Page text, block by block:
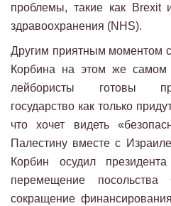
проблемы, такие как Brexit
здравоохранения (NHS).
Другим приятным моментом
Корбина на этом же самом
лейбористы готовы
государство как только
что хочет видеть
Палестину вместе с
Корбин осудил президента
перемещение
сокращение